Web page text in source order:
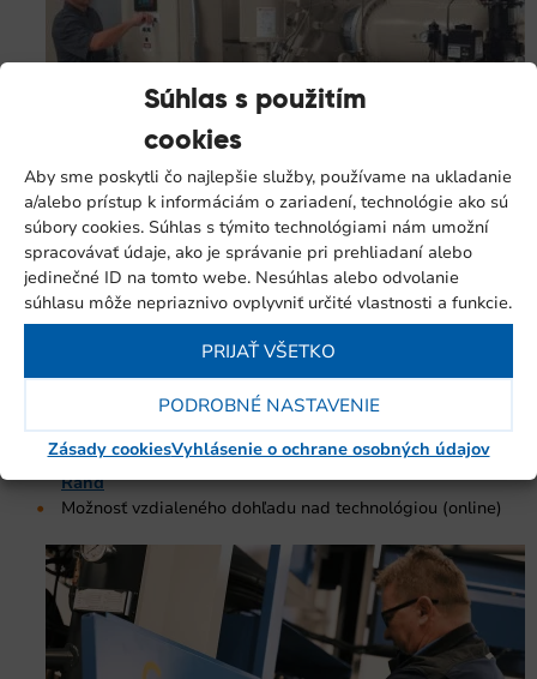
Súhlas s použitím
cookies
Aby sme poskytli čo najlepšie služby, používame na ukladanie
a/alebo prístup k informáciám o zariadení, technológie ako sú
súbory cookies. Súhlas s týmito technológiami nám umožní
spracovávať údaje, ako je správanie pri prehliadaní alebo
jedinečné ID na tomto webe. Nesúhlas alebo odvolanie
súhlasu môže nepriaznivo ovplyvniť určité vlastnosti a funkcie.
PRIJAŤ VŠETKO
PODROBNÉ NASTAVENIE
Zásady cookiesVyhlásenie o ochrane osobných údajov
Nadštandardné služby
Servisná linka dostupná 24/7
Reakčná doba servisného technika do 24 hodín (alebo
podľa individuálnej zmluvy)
Záručné programy AirGold a AirSilver pre technológiu
Zephyr
Záručný program SelectCare pre technológiu Ingersoll
Rand
Možnosť vzdialeného dohľadu nad technológiou (online)